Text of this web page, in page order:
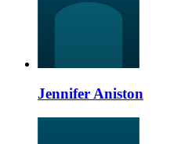
Jennifer Aniston